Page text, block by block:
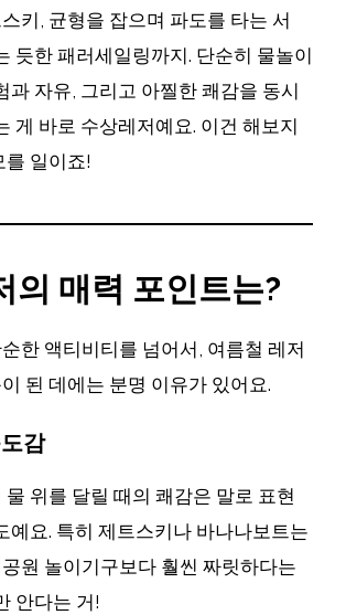
키, 균형을 잡으며 파도를 타는 서
듯한 패러세일링까지. 단순히 물놀이
과 자유, 그리고 아찔한 쾌감을 동시
게 바로 수상레저예요. 이건 해보지
를 일이죠!
의 매력 포인트는?
한 액티비티를 넘어서, 여름철 레저
된 데에는 분명 이유가 있어요.
감
물 위를 달릴 때의 쾌감은 말로 표현
예요. 특히 제트스키나 바나나보트는
원 놀이기구보다 훨씬 짜릿하다는
안다는 거!